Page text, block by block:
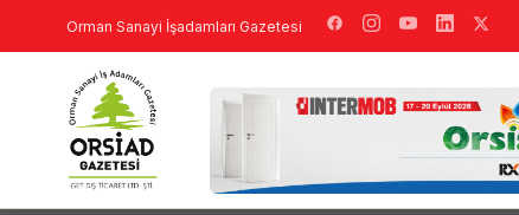
Orman Sanayi İşadamları Gazetesi